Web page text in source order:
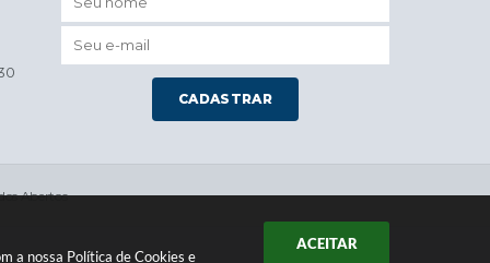
a nossa Política de Cookies e
ACEITAR
CADASTRAR
Abertos